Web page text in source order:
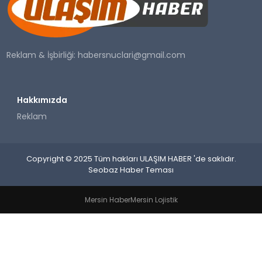
SAĞLIK
YAŞAM
Reklam & İşbirliği:habersnuclari@gmail.com
Hakkımızda
Reklam
Copyright © 2025 Tüm hakları ULAŞIM HABER 'de saklıdır.
Seobaz Haber Teması
Mersin HaberMersin Lojistik